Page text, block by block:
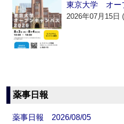
東京大学 オー
2026年07月15日
薬事日報
薬事日報 2026/08/05